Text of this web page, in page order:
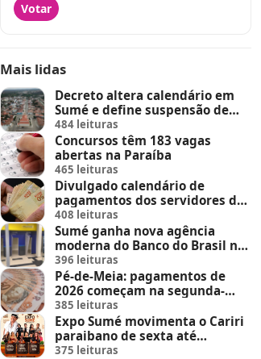
Votar
Mais lidas
Decreto altera calendário em
Sumé e define suspensão de
feira de animais e feriados
484 leituras
Concursos têm 183 vagas
abertas na Paraíba
465 leituras
Divulgado calendário de
pagamentos dos servidores do
Estado
408 leituras
Sumé ganha nova agência
moderna do Banco do Brasil no
Sumé Shopping
396 leituras
Pé-de-Meia: pagamentos de
2026 começam na segunda-
feira (23)
385 leituras
Expo Sumé movimenta o Cariri
paraibano de sexta até
domingo
375 leituras